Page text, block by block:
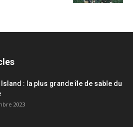
: la plus grande île de sable du
2023